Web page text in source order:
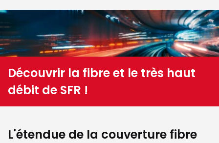
Découvrir la fibre et le très haut
débit de SFR !
L'étendue de la couverture fibre